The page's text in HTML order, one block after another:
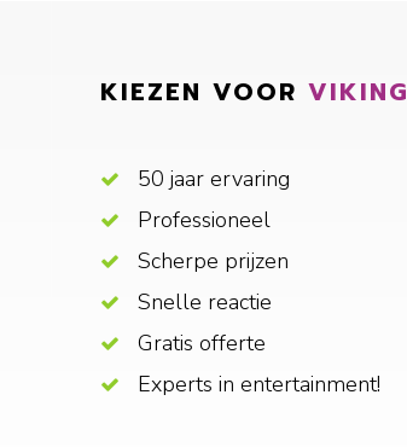
KIEZEN VOOR VIKING
50 jaar ervaring
Professioneel
Scherpe prijzen
Snelle reactie
Gratis offerte
Experts in entertainment!